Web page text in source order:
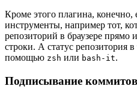
Кроме этого плагина, конечно,
инструменты, например тот,
репозиторий в браузере прямо
строки. А статус репозитория
помощью zsh или bash-it.
Подписывание коммитов